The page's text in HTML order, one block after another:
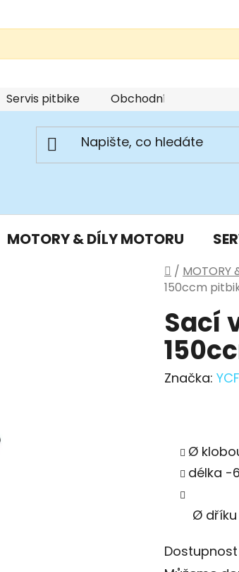
Servis pitbike Obchodní podmínky
MOTORY & DÍLY MOTORU
Domů
/ MOTORY
150ccm
Sací
Značka: YCF
Ø
délka -
Ø
Dostupnost